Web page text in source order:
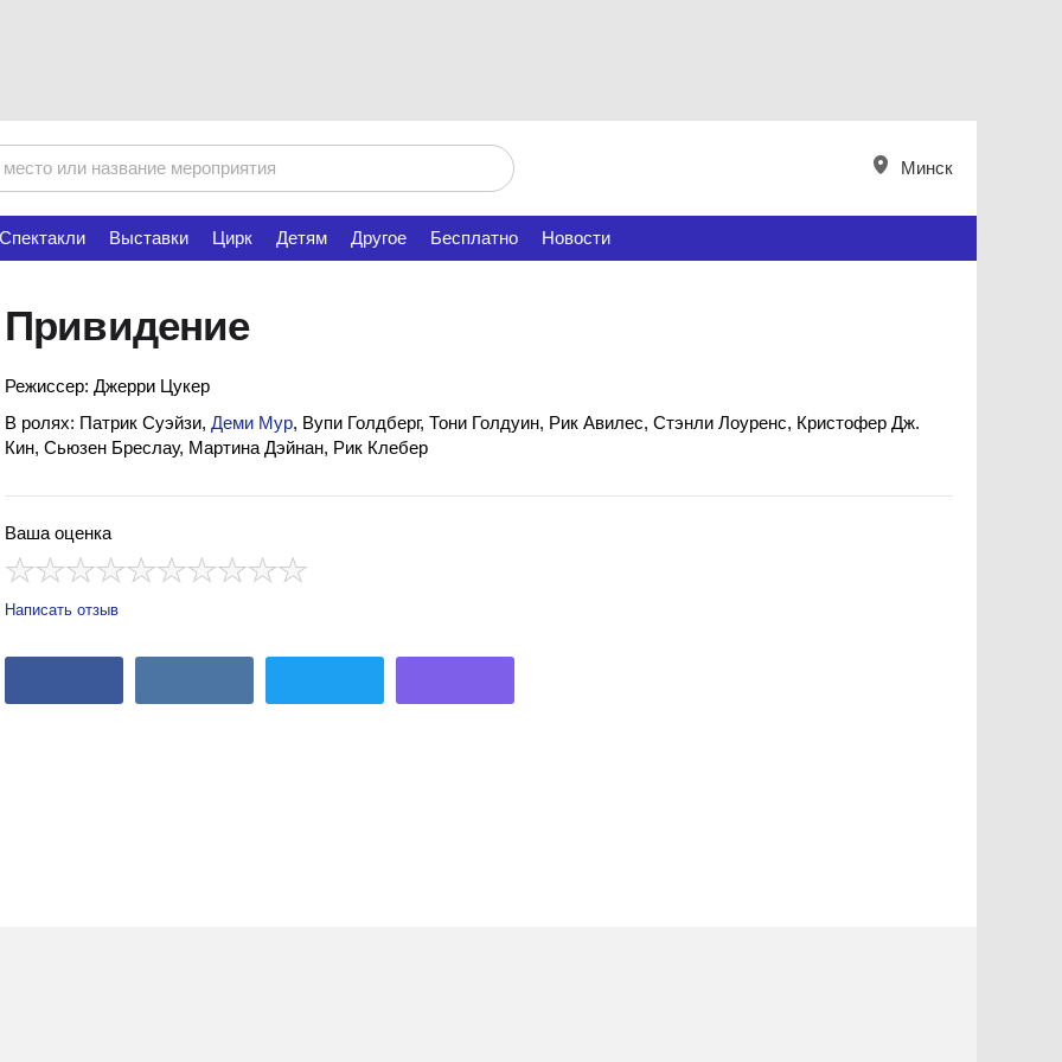
Минск
Спектакли Выставки Цирк Детям Другое Бесплатно Новости
Привидение
Режиссер: Джерри Цукер
В ролях: Патрик Суэйзи, Деми Мур, Вупи Голдберг, Тони Голдуин, Рик Авилес, Стэнли Лоуренс, Кристофер Дж.
Кин, Сьюзен Бреслау, Мартина Дэйнан, Рик Клебер
Ваша оценка
Написать отзыв